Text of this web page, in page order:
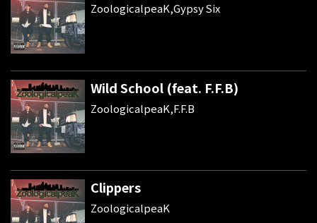
ZoologicalpeaK,Gypsy Six
Wild School (feat. F.F.B)
ZoologicalpeaK,F.F.B
Clippers
ZoologicalpeaK